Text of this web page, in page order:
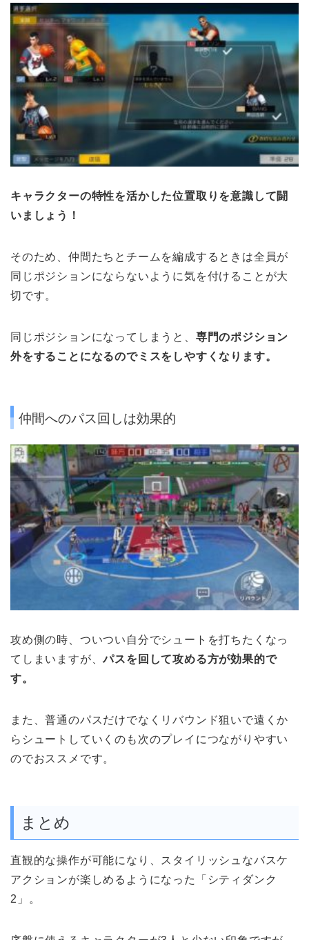
キャラクターの特性を活かした位置取りを意識して闘
いましょう！
そのため、仲間たちとチームを編成するときは全員が
同じポジションにならないように気を付けることが大
切です。
同じポジションになってしまうと、 専門のポジション
外をすることになるのでミスをしやすくなります。
仲間へのパス回しは効果的
攻め側の時、ついつい自分でシュートを打ちたくなっ
てしまいますが、パスを回して攻める方が効果的で
す。
また、普通のパスだけでなくリバウンド狙いで遠くか
らシュートしていくのも次のプレイにつながりやすい
のでおススメです。
まとめ
直観的な操作が可能になり、スタイリッシュなバスケ
アクションが楽しめるようになった「シティダンク
2」。